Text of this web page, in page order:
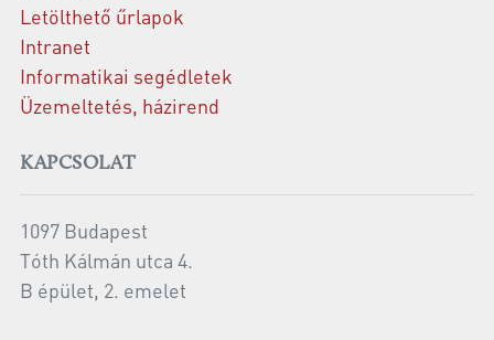
Letölthető űrlapok
Intranet
Informatikai segédletek
Üzemeltetés, házirend
KAPCSOLAT
1097 Budapest
Tóth Kálmán utca 4.
B épület, 2. emelet